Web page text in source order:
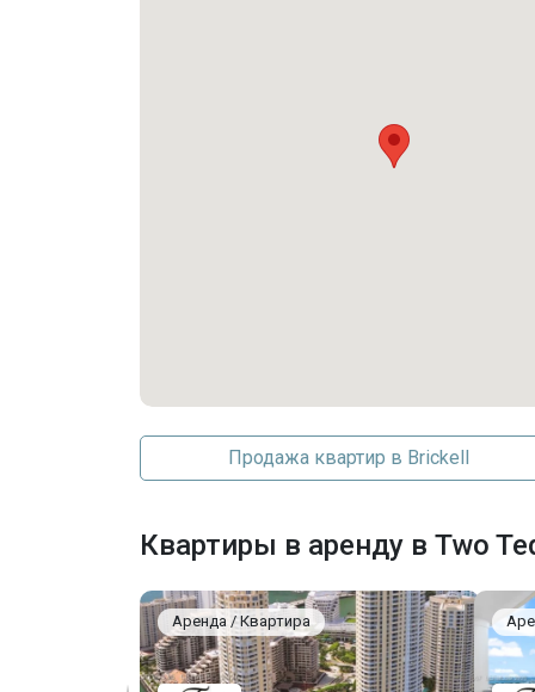
Продажа квартир в Brickell
Квартиры в аренду в Two
Аренда / Квартира